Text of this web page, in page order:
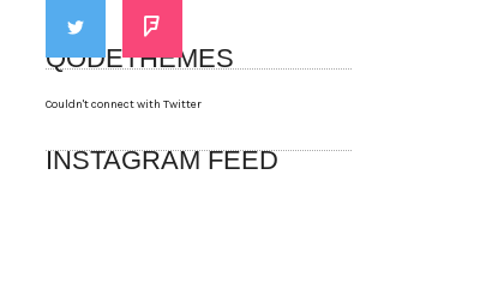
QODETHEMES
Couldn't connect with Twitter
INSTAGRAM FEED